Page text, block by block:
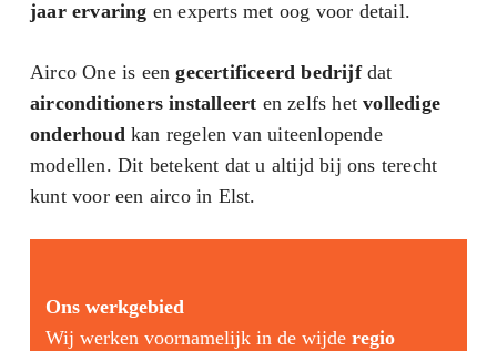
jaar ervaring en experts met oog voor detail.
Airco One is eengecertificeerd bedrijfdat
airconditioners installeert en zelfs hetvolledige
onderhoud kan regelen van uiteenlopende
modellen. Dit betekent dat u altijd bij ons terecht
kunt voor een airco in Elst.
Ons werkgebied
Wij werken voornamelijk in de wijderegio